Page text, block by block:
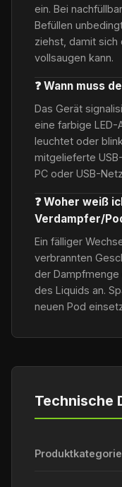
ein. Bei
Befüllen
ziehst, damit sich
vollsaugen kann.
❓ Wann muss
Das Gerät
eine farbige LED-
leuchtet oder
mitgelieferte
PC oder USB-
❓ Woher weiß
Verdampfer/
Ein fälliger
verbrannten
der Dampfmenge
des Liquids an.
neuen Pod
Technische
Produktkategorie